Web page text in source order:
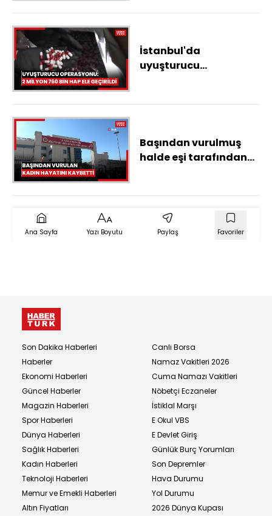
İstanbul'da
uyuşturucu
geçirildi
Başından vurulmuş
halde eşi tarafından
kaybetti
Ana Sayfa Yazı Boyutu Paylaş Favoriler
Son Dakika Haberleri
Haberler
Ekonomi Haberleri
Güncel Haberler
Magazin Haberleri
Spor Haberleri
Dünya Haberleri
Sağlık Haberleri
Kadın Haberleri
Teknoloji Haberleri
Memur ve Emekli Haberleri
Altın Fiyatları
Canlı Borsa
Namaz Vakitleri 2026
Cuma Namazı Vakitleri
Nöbetçi Eczaneler
İstiklal Marşı
E Okul VBS
E Devlet Giriş
Günlük Burç Yorumları
Son Depremler
Hava Durumu
Yol Durumu
2026 Dünya Kupası